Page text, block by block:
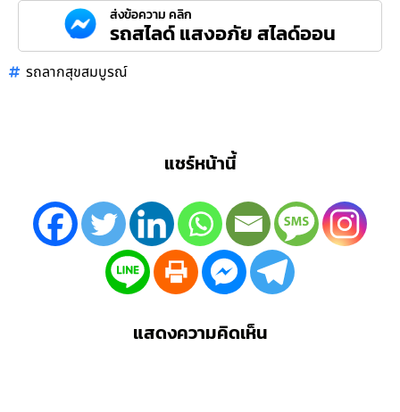
ส่งข้อความ คลิก
รถสไลด์ แสงอภัย สไลด์ออน
รถลากสุขสมบูรณ์
แชร์หน้านี้
แสดงความคิดเห็น